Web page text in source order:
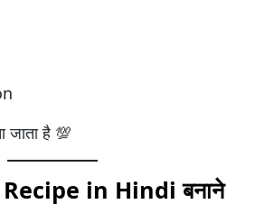
जाता है 💯
in Hindi बनाने